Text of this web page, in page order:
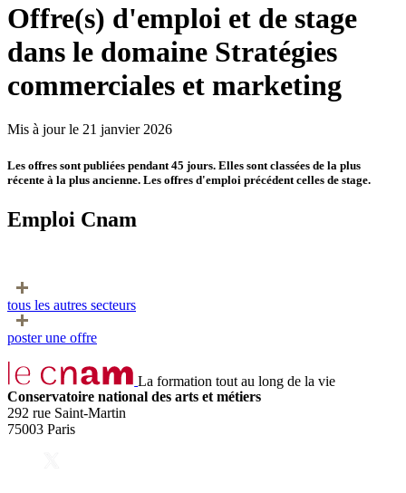
Offre(s) d'emploi et de stage
dans le domaine Stratégies
commerciales et marketing
Mis à jour le 21 janvier 2026
Les offres sont publiées pendant 45 jours. Elles sont classées de la plus
récente à la plus ancienne. Les offres d'emploi précédent celles de stage.
Emploi Cnam
tous les autres secteurs
poster une offre
La formation tout au long de la vie
Conservatoire national des arts et métiers
292 rue Saint-Martin
75003 Paris